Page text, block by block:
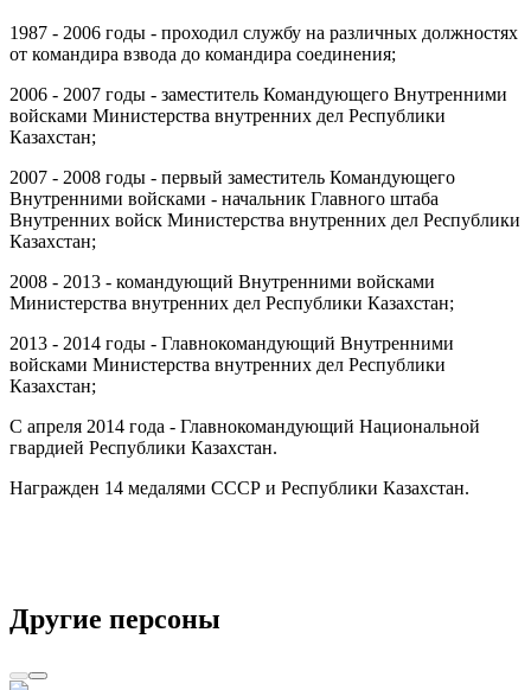
1987 - 2006 годы - проходил службу на различных должностях
от командира взвода до командира соединения;
2006 - 2007 годы - заместитель Командующего Внутренними
войсками Министерства внутренних дел Республики
Казахстан;
2007 - 2008 годы - первый заместитель Командующего
Внутренними войсками - начальник Главного штаба
Внутренних войск Министерства внутренних дел Республики
Казахстан;
2008 - 2013 - командующий Внутренними войсками
Министерства внутренних дел Республики Казахстан;
2013 - 2014 годы - Главнокомандующий Внутренними
войсками Министерства внутренних дел Республики
Казахстан;
С апреля 2014 года - Главнокомандующий Национальной
гвардией Республики Казахстан.
Награжден 14 медалями СССР и Республики Казахстан.
Другие персоны